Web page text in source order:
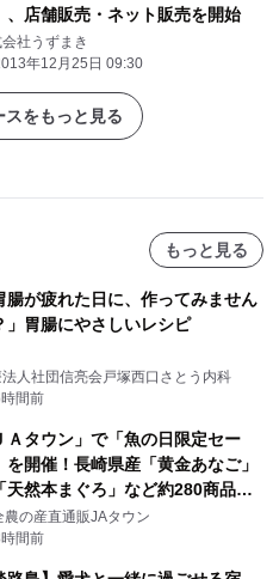
、店舗販売・ネット販売を開始
社うずまき
年12月25日 09:30
をもっと見る
もっと見る
腸が疲れた日に、作ってみません
」胃腸にやさしいレシピ
法人社団信亮会戸塚西口さとう内科
間前
Ａタウン」で「魚の日限定セー
を開催！長崎県産「黄金あなご」
天然本まぐろ」など約280商品を
！～毎月１０日の定例企画～
農の産直通販JAタウン
間前